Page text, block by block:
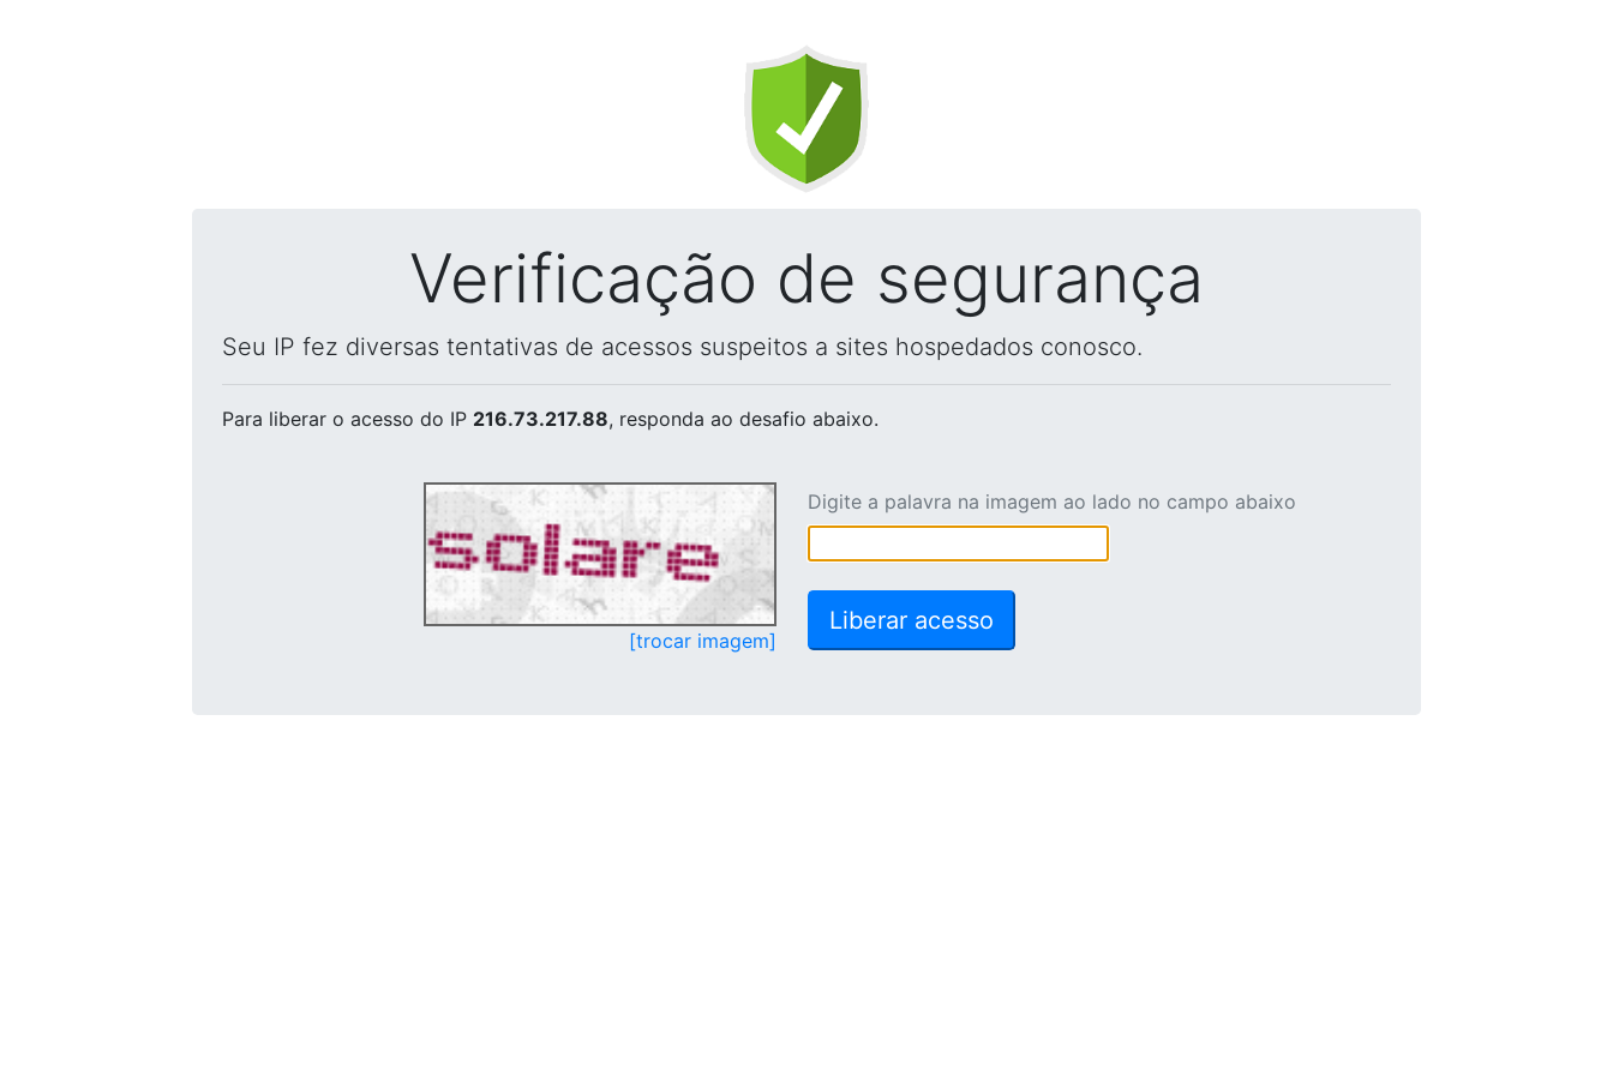
Verificação de segurança
Seu IP fez diversas tentativas de acessos suspeitos a sites hospedados conosco.
Para liberar o acesso do IP 216.73.217.88, responda ao desafio abaixo.
[trocar imagem]
Digite a palavra na imagem ao lado no campo abaixo